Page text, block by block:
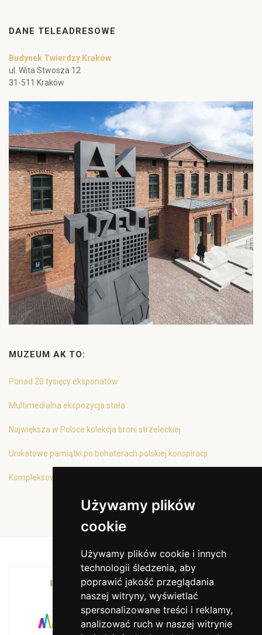
Używamy plików
cookie
Używamy plików cookie i innych
technologii śledzenia, aby
poprawić jakość przeglądania
naszej witryny, wyświetlać
spersonalizowane treści i reklamy,
analizować ruch w naszej witrynie
DANE TELEADRESOWE
Budynek Twierdzy Kraków
ul. Wita Stwosza 12
31-511 Kraków
MUZEUM AK TO:
Ponad 20 tysięcy eksponatów
Multimedialna ekspozycja stała
Największa w Polsce kolekcja broni strzeleckiej
Unikatowe pamiątki po bohaterach polskiej konspiracji
Kompleksowa oferta edukacyjna
INSTYTUCJA KULTURY MIASTA KRAKOWA I
WOJEWÓDZTWA MAŁOPOLSKIEGO